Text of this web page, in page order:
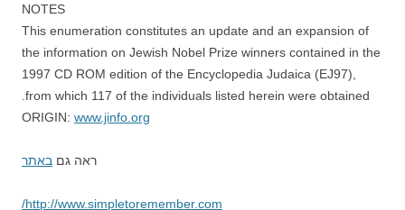
NOTES
This enumeration constitutes an update and an expansion of
the information on Jewish Nobel Prize winners contained in the
1997 CD ROM edition of the Encyclopedia Judaica (EJ97),
from which 117 of the individuals listed herein were obtained.
ORIGIN: www.jinfo.org
ראה גם באתר
http://www.simpletoremember.com/